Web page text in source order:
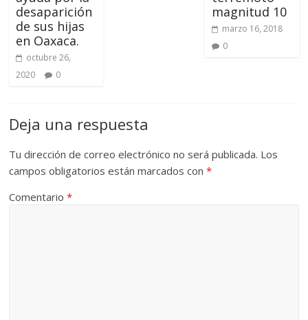
desaparición
de sus hijas
en Oaxaca.
octubre 26,
2020
0
magnitud 10
marzo 16, 2018
0
Deja una respuesta
Tu dirección de correo electrónico no será publicada. Los
campos obligatorios están marcados con*
Comentario*